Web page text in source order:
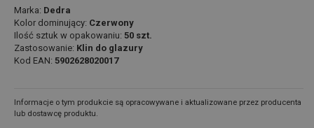
Marka: Dedra
Kolor dominujący: Czerwony
Ilość sztuk w opakowaniu: 50 szt.
Zastosowanie: Klin do glazury
Kod EAN: 5902628020017
Informacje o tym produkcie są opracowywane i aktualizowane przez producenta
lub dostawcę produktu.